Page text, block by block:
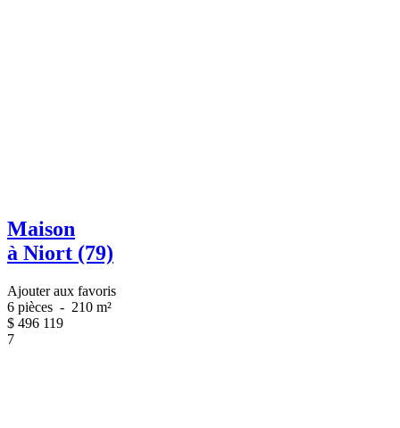
Maison
à Niort (79)
Ajouter aux favoris
6 pièces - 210 m²
$ 496 119
7